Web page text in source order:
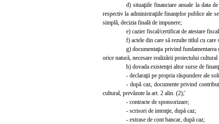
d) situaţiile financiare anuale la data
respectiv la administraţiile finanţelor publice ale
simplă, decizia finală de impunere;
e) cazier fiscal/certificat de atestare
f) actele din care să rezulte titlul cu
g) documentaţia privind
orice natură, necesare realizării proiectului
h) dovada existenţei altor surse de
- declaraţii pe propria răspundere ale
- după caz, documente privind
cultural, prevăzute la art. 2 alin. (2);'
- contracte de sponsorizare;
- scrisori de intenţie, după caz;
- extrase de cont bancar, după caz;